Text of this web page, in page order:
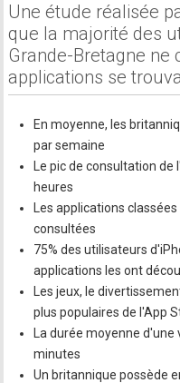
Une étude réalisée
que la majorité des
Grande-Bretagne ne
applications se
En moyenne, les
par semaine
Le pic de consultation
heures
Les applications
consultées
75% des utilisateurs
applications les ont
Les jeux, le
plus populaires de l'App
La durée moyenne
minutes
Un britannique possède